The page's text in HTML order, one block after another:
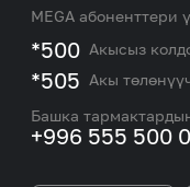
eSIM
Номерди тандоо
M2M
Корпоративдик
боюнча бөлүмдүн
маалыматтары.
Жаңылыктар
Тармакты камтуу
MEGAда иште
MEGA абоненттери
*500 Акысыз
*505 Акы
Башка
+996 555 500